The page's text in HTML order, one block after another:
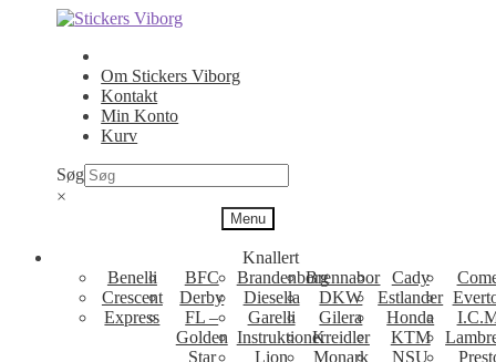
Spring
navigation
Spring
indhold
Om Stickers Viborg
Kontakt
Min Konto
Kurv
Søg
×
Menu
Knallert
Benelli
BFC BrandenborgBrennabor Cady
Crescent
Derby Diesella DKW Estlander
Express
FL –
Golden
Star
Garelli Gilera Honda
InstruktionerKreidler KTM
Lion
Monark NSU